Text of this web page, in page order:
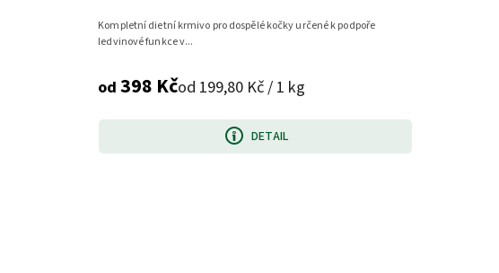
od398 Kčod 199,80 Kč / 1 kg
DETAIL
Kompletní dietní krmivo pro dospělé kočky určené k podpoře
ledvinové funkce v...